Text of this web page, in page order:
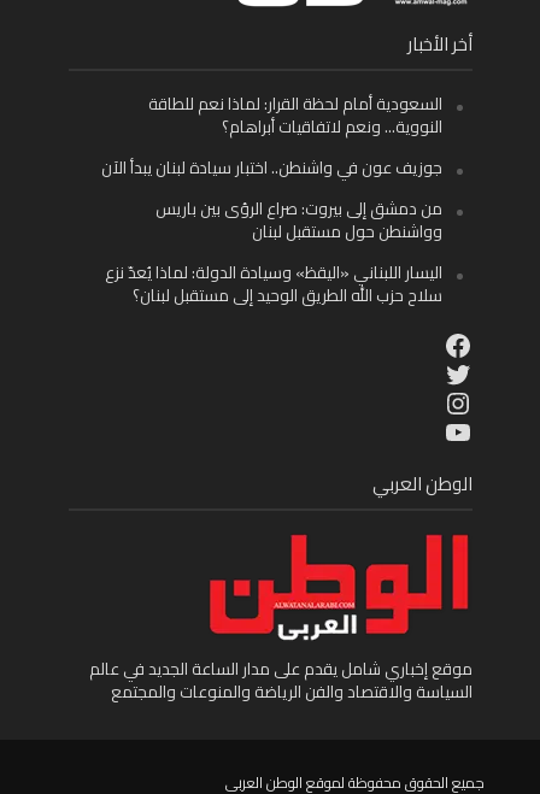
أخر الأخبار
السعودية أمام لحظة القرار: لماذا نعم للطاقة
النووية… ونعم لاتفاقيات أبراهام؟
جوزيف عون في واشنطن.. اختبار سيادة لبنان يبدأ الآن
من دمشق إلى بيروت: صراع الرؤى بين باريس
وواشنطن حول مستقبل لبنان
اليسار اللبناني «اليقظ» وسيادة الدولة: لماذا يُعدّ نزع
سلاح حزب الله الطريق الوحيد إلى مستقبل لبنان؟
Facebook
Twitter
Instagram
YouTube
الوطن العربي
موقع إخباري شامل يقدم على مدار الساعة الجديد في عالم
السياسة والاقتصاد والفن الرياضة والمنوعات والمجتمع
جميع الحقوق محفوظة لموقع الوطن العربى